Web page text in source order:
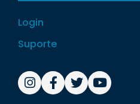
Login
Suporte